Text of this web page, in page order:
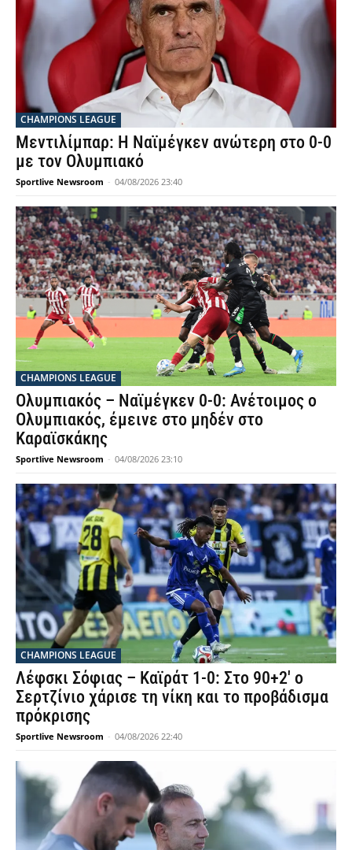
CHAMPIONS LEAGUE
Μεντιλίμπαρ: Η Ναϊμέγκεν ανώτερη στο 0-0
με τον Ολυμπιακό
Sportlive Newsroom - 04/08/2026 23:40
CHAMPIONS LEAGUE
Ολυμπιακός – Ναϊμέγκεν 0-0: Ανέτοιμος ο
Ολυμπιακός, έμεινε στο μηδέν στο
Καραϊσκάκης
Sportlive Newsroom - 04/08/2026 23:10
CHAMPIONS LEAGUE
Λέφσκι Σόφιας – Καϊράτ 1-0: Στο 90+2′ ο
Σερτζίνιο χάρισε τη νίκη και το προβάδισμα
πρόκρισης
Sportlive Newsroom - 04/08/2026 22:40